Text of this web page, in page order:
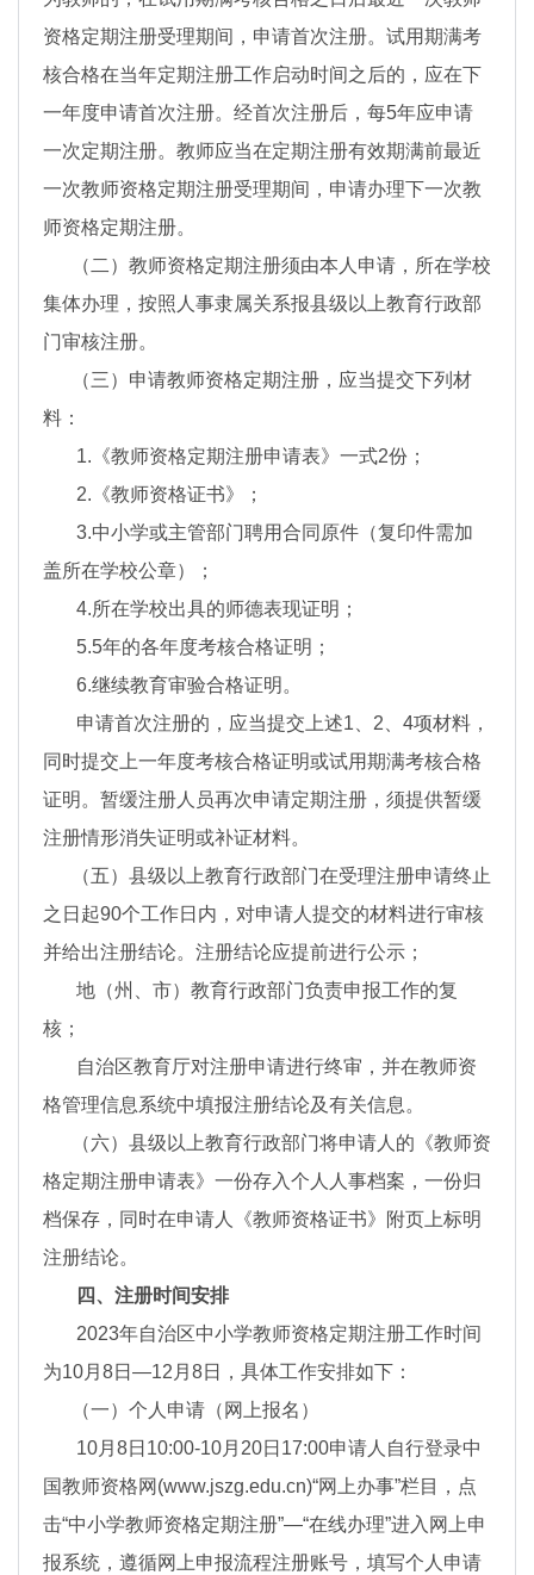
资格定期注册受理期间，申请首次注册。试用期满考
核合格在当年定期注册工作启动时间之后的，应在下
一年度申请首次注册。经首次注册后，每5年应申请
一次定期注册。教师应当在定期注册有效期满前最近
一次教师资格定期注册受理期间，申请办理下一次教
师资格定期注册。
（二）教师资格定期注册须由本人申请，所在学校
集体办理，按照人事隶属关系报县级以上教育行政部
门审核注册。
（三）申请教师资格定期注册，应当提交下列材
料：
1.《教师资格定期注册申请表》一式2份；
2.《教师资格证书》；
3.中小学或主管部门聘用合同原件（复印件需加
盖所在学校公章）；
4.所在学校出具的师德表现证明；
5.5年的各年度考核合格证明；
6.继续教育审验合格证明。
申请首次注册的，应当提交上述1、2、4项材料，
同时提交上一年度考核合格证明或试用期满考核合格
证明。暂缓注册人员再次申请定期注册，须提供暂缓
注册情形消失证明或补证材料。
（五）县级以上教育行政部门在受理注册申请终止
之日起90个工作日内，对申请人提交的材料进行审核
并给出注册结论。注册结论应提前进行公示；
地（州、市）教育行政部门负责申报工作的复
核；
自治区教育厅对注册申请进行终审，并在教师资
格管理信息系统中填报注册结论及有关信息。
（六）县级以上教育行政部门将申请人的《教师资
格定期注册申请表》一份存入个人人事档案，一份归
档保存，同时在申请人《教师资格证书》附页上标明
注册结论。
四、注册时间安排
2023年自治区中小学教师资格定期注册工作时间
为10月8日—12月8日，具体工作安排如下：
（一）个人申请（网上报名）
10月8日10:00-10月20日17:00申请人自行登录中
国教师资格网(www.jszg.edu.cn)“网上办事”栏目，点
击“中小学教师资格定期注册”—“在线办理”进入网上申
报系统，遵循网上申报流程注册账号，填写个人申请